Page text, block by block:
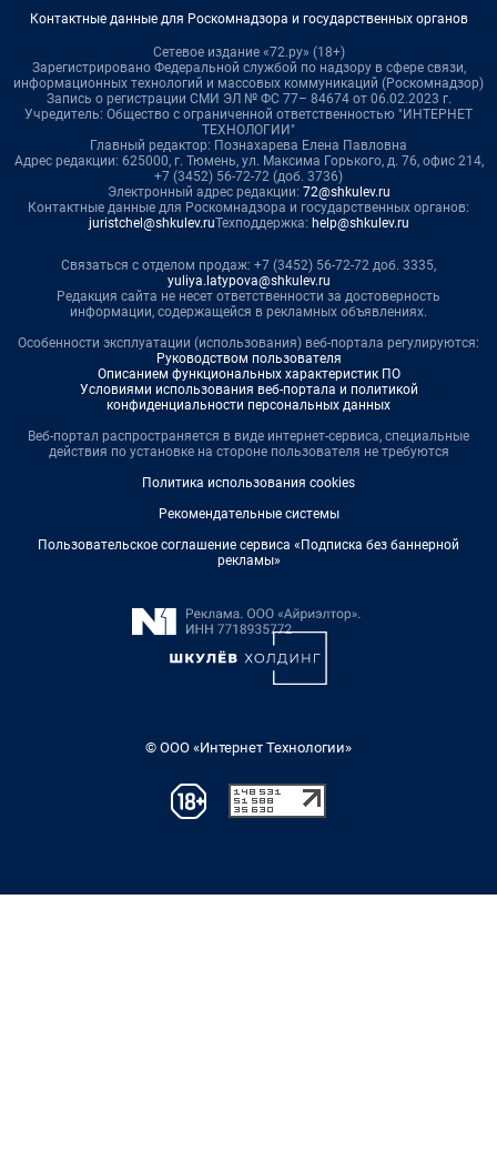
Контактные данные для Роскомнадзора и государственных органов
Сетевое издание «72.ру» (18+)
Зарегистрировано Федеральной службой по надзору в сфере связи,
информационных технологий и массовых коммуникаций (Роскомнадзор)
Запись о регистрации СМИ ЭЛ № ФС 77– 84674 от 06.02.2023 г.
Учредитель: Общество с ограниченной ответственностью "ИНТЕРНЕТ
ТЕХНОЛОГИИ"
Главный редактор: Познахарева Елена Павловна
Адрес редакции: 625000, г. Тюмень, ул. Максима Горького, д. 76, офис 214,
+7 (3452) 56-72-72 (доб. 3736)
Электронный адрес редакции: 72@shkulev.ru
Контактные данные для Роскомнадзора и государственных органов:
juristchel@shkulev.ruТехподдержка: help@shkulev.ru
Связаться с отделом продаж: +7 (3452) 56-72-72 доб. 3335,
yuliya.latypova@shkulev.ru
Редакция сайта не несет ответственности за достоверность
информации, содержащейся в рекламных объявлениях.
Особенности эксплуатации (использования) веб-портала регулируются:
Руководством пользователя
Описанием функциональных характеристик ПО
Условиями использования веб-портала и политикой
конфиденциальности персональных данных
Веб-портал распространяется в виде интернет-сервиса, специальные
действия по установке на стороне пользователя не требуются
Политика использования cookies
Рекомендательные системы
Пользовательское соглашение сервиса «Подписка без баннерной
рекламы»
© ООО «Интернет Технологии»